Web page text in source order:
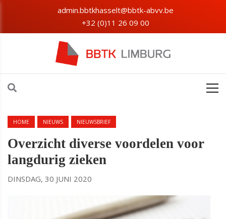
admin.bbtkhasselt@bbtk-abvv.be
+32 (0)11 26 09 00
HOME NIEUWS NIEUWSBRIEF
Overzicht diverse voordelen voor
langdurig zieken
DINSDAG, 30 JUNI 2020